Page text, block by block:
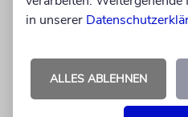
bedarf es dabei des
verstehen, welches
Mitmenschen
spezielle Bedürfnisse
in unserer
ALLES ABLEHNEN